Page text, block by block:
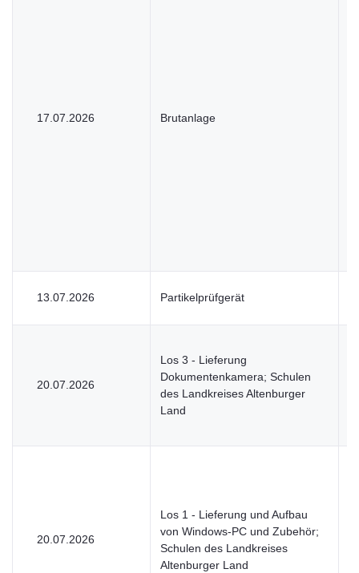
17.07.2026 Brutanlage
13.07.2026 Partikelprüfgerät
20.07.2026
Los 3 - Lieferung
Dokumentenkamera; Schulen
des Landkreises Altenburger
Land
20.07.2026
Los 1 - Lieferung und Aufbau
von Windows-PC und Zubehör;
Schulen des Landkreises
Altenburger Land